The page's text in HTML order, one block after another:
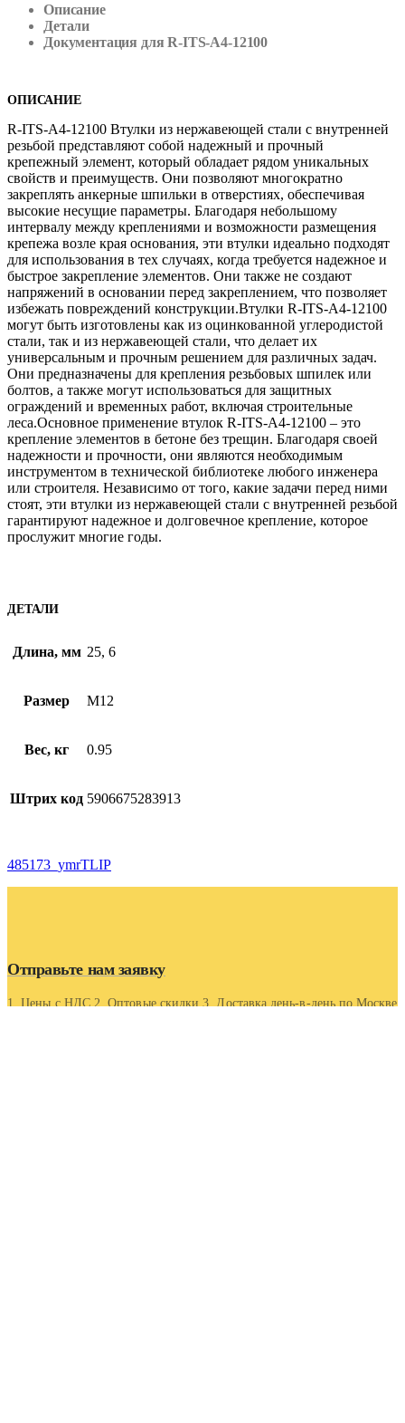
Описание
Детали
Документация для R-ITS-A4-12100
ОПИСАНИЕ
R-ITS-A4-12100 Втулки из нержавеющей стали с внутренней
резьбой представляют собой надежный и прочный
крепежный элемент, который обладает рядом уникальных
свойств и преимуществ. Они позволяют многократно
закреплять анкерные шпильки в отверстиях, обеспечивая
высокие несущие параметры. Благодаря небольшому
интервалу между креплениями и возможности размещения
крепежа возле края основания, эти втулки идеально подходят
для использования в тех случаях, когда требуется надежное и
быстрое закрепление элементов. Они также не создают
напряжений в основании перед закреплением, что позволяет
избежать повреждений конструкции.Втулки R-ITS-A4-12100
могут быть изготовлены как из оцинкованной углеродистой
стали, так и из нержавеющей стали, что делает их
универсальным и прочным решением для различных задач.
Они предназначены для крепления резьбовых шпилек или
болтов, а также могут использоваться для защитных
ограждений и временных работ, включая строительные
леса.Основное применение втулок R-ITS-A4-12100 – это
крепление элементов в бетоне без трещин. Благодаря своей
надежности и прочности, они являются необходимым
инструментом в технической библиотеке любого инженера
или строителя. Независимо от того, какие задачи перед ними
стоят, эти втулки из нержавеющей стали с внутренней резьбой
гарантируют надежное и долговечное крепление, которое
прослужит многие годы.
ДЕТАЛИ
Длина, мм 25, 6
Размер M12
Вес, кг 0.95
Штрих код 5906675283913
485173_ymrTLIP
Отправьте нам заявку
1. Цены с НДС 2. Оптовые скидки 3. Доставка день-в-день по Москве